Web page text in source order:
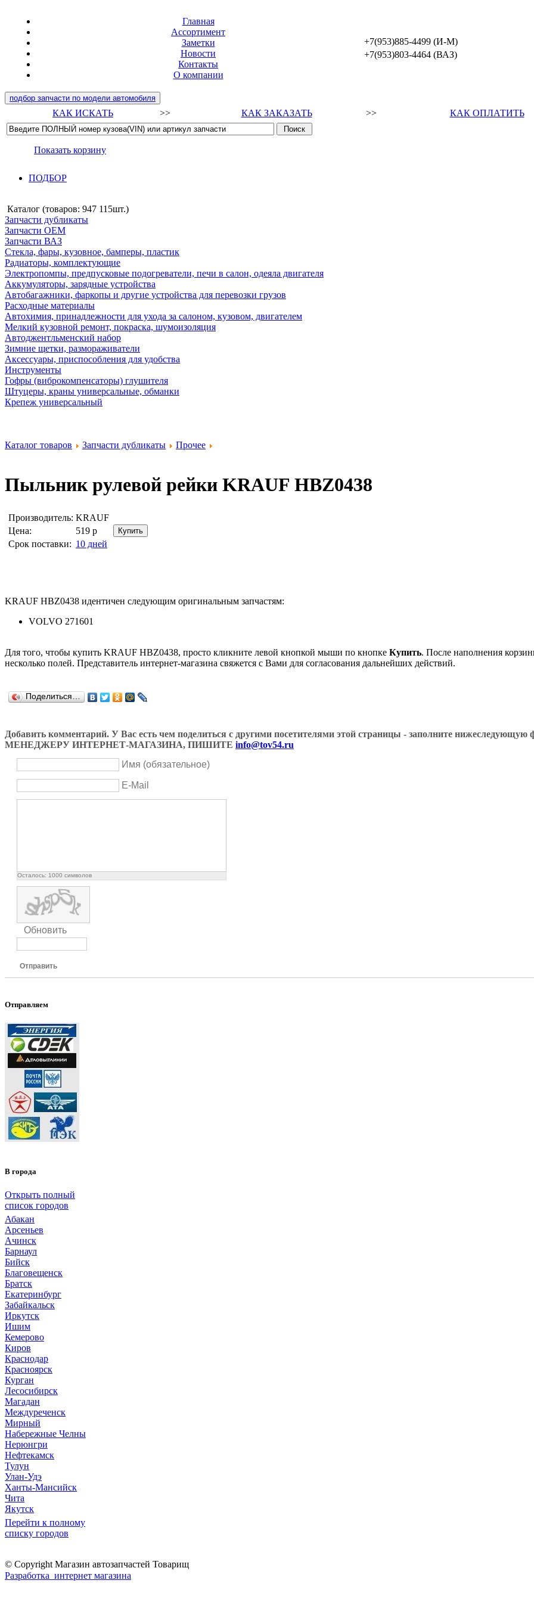
Главная
Ассортимент
Заметки
Новости
Контакты
О компании
+7(953)885-4499 (И-М)
+7(953)803-4464 (ВАЗ)
подбор запчасти по модели автомобиля
КАК ИСКАТЬ >> КАК ЗАКАЗАТЬ >> КАК ОПЛАТИТЬ
Показать корзину
ПОДБОР
Каталог (товаров: 947 115шт.)
Запчасти дубликаты
Запчасти ОЕМ
Запчасти ВАЗ
Стекла, фары, кузовное, бамперы, пластик
Радиаторы, комплектующие
Электропомпы, предпусковые подогреватели, печи в салон, одеяла двигателя
Аккумуляторы, зарядные устройства
Автобагажники, фаркопы и другие устройства для перевозки грузов
Расходные материалы
Автохимия, принадлежности для ухода за салоном, кузовом, двигателем
Мелкий кузовной ремонт, покраска, шумоизоляция
Автоджентльменский набор
Зимние щетки, размораживатели
Аксессуары, приспособления для удобства
Инструменты
Гофры (виброкомпенсаторы) глушителя
Штуцеры, краны универсальные, обманки
Крепеж универсальный
Каталог товаров Запчасти дубликаты Прочее
Пыльник рулевой рейки KRAUF HBZ0438
Производитель: KRAUF
Цена:
519 р
Срок поставки: 10 дней
KRAUF HBZ0438 идентичен следующим оригинальным запчастям:
VOLVO 271601
Для того, чтобы купить KRAUF HBZ0438, просто кликните левой кнопкой мыши по кнопке Купить. После наполнения
несколько полей. Представитель интернет-магазина свяжется с Вами для согласования дальнейших действий.
Поделиться…
Добавить комментарий. У Вас есть чем поделиться с другими посетителями этой страницы - заполните
МЕНЕДЖЕРУ ИНТЕРНЕТ-МАГАЗИНА, ПИШИТЕ info@tov54.ru
Имя (обязательное)
E-Mail
Осталось: 1000 символов
Обновить
Отправить
Отправляем
В города
Открыть полный
список городов
Абакан
Арсеньев
Ачинск
Барнаул
Бийск
Благовещенск
Братск
Екатеринбург
Забайкальск
Иркутск
Ишим
Кемерово
Киров
Краснодар
Красноярск
Курган
Лесосибирск
Магадан
Междуреченск
Мирный
Набережные Челны
Нерюнгри
Нефтекамск
Тулун
Улан-Удэ
Ханты-Мансийск
Чита
Якутск
Перейти к полному
списку городов
© Copyright Магазин автозапчастей Товарищ
Разработка интернет магазина